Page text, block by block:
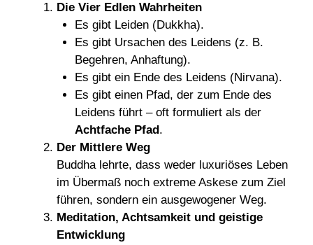
Die Vier Edlen Wahrheiten
Es gibt Leiden (Dukkha).
Es gibt Ursachen des Leidens (z. B.
Begehren, Anhaftung).
Es gibt ein Ende des Leidens (Nirvana).
Es gibt einen Pfad, der zum Ende des
Leidens führt – oft formuliert als der
Achtfache Pfad.
Der Mittlere Weg
Buddha lehrte, dass weder luxuriöses Leben
im Übermaß noch extreme Askese zum Ziel
führen, sondern ein ausgewogener Weg.
Meditation, Achtsamkeit und geistige
Entwicklung